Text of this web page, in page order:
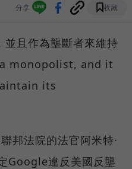
分享 收藏
並且作為壟斷者來維持
a monopolist, and it
its
邦法院的法官阿米特·
Google違反美國反壟